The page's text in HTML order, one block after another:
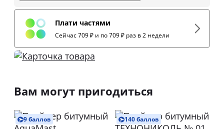
Плати частями
Сейчас 709 ₽ и по 709 ₽ раз в 2 недели
Вам могут пригодиться
9 баллов 140 баллов